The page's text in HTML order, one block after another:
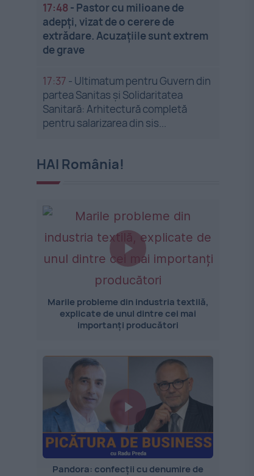
17:48 - Pastor cu milioane de
adepți, vizat de o cerere de
extrădare. Acuzațiile sunt extrem
de grave
17:37 - Ultimatum pentru Guvern din
partea Sanitas și Solidaritatea
Sanitară: Arhitectură completă
pentru salarizarea din sis...
HAI România!
Marile probleme din industria textilă,
explicate de unul dintre cei mai
importanți producători
Pandora: confecții cu denumire de